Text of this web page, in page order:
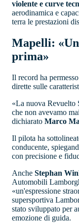
violente e curve
aerodinamica e
terra le prestazioni
Mapelli:
prima»
Il record ha
dirette sulle
«La nuova Revuelto
che non avevamo
dichiarato Marco
Il pilota ha
conducente,
con precisione e
Anche Stephan
Automobili
«un'espressione
supersportiva
stato sviluppato per
emozione di guida.